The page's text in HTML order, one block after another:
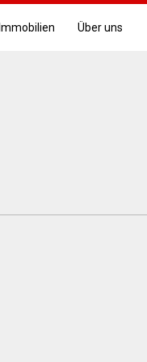
Immobilien Über uns